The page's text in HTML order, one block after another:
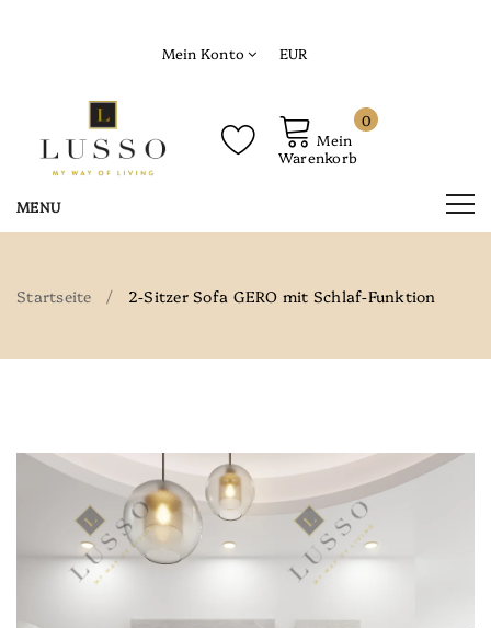
Mein Konto EUR
Mein
Warenkorb
0
Startseite 2-Sitzer Sofa GERO mit Schlaf-Funktion